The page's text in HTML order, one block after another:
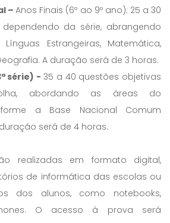
–Anos Finais (6º ao 9º ano): 25 a 30
da série, abrangendo
Línguas Estrangeiras, Matemática,
A duração será de 3 horas.
série) - 35 a 40 questões objetivas
abordando as áreas do
a Base Nacional Comum
será de 4 horas.
realizadas em formato digital,
de informática das escolas ou
dos alunos, como notebooks,
O acesso à prova será